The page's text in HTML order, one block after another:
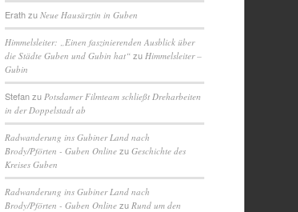
ErathzuNeue Hausärztin in Guben
Himmelsleiter: „Einen faszinierenden Ausblick über
die Städte Guben und Gubin hat“ zu Himmelsleiter –
Gubin
Stefanzu Potsdamer Filmteam schließt Dreharbeiten
in der Doppelstadt ab
Radwanderung ins Gubiner Land nach
Brody/Pförten - Guben Online zuGeschichte des
Kreises Guben
Radwanderung ins Gubiner Land nach
Brody/Pförten - Guben Online zu Rund um den